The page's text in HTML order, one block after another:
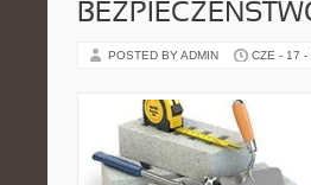
POSTED BY ADMIN CZE - 17 -